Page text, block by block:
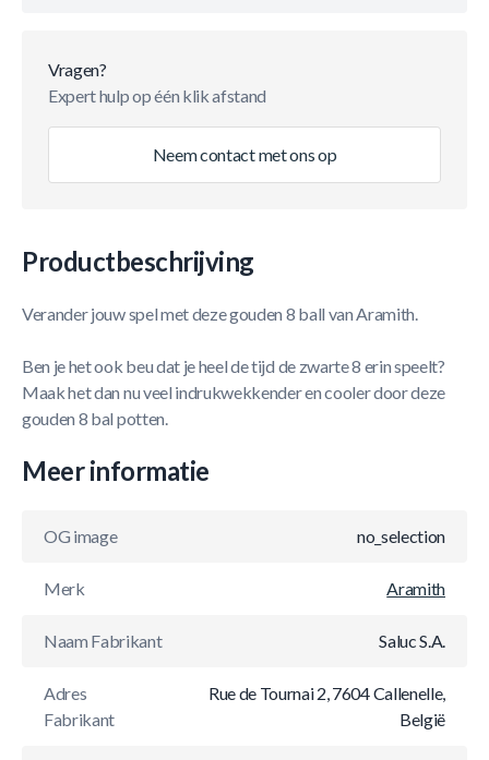
Vragen?
Expert hulp op één klik afstand
Neem contact met ons op
Productbeschrijving
Verander jouw spel met deze gouden 8 ball van Aramith.
Ben je het ook beu dat je heel de tijd de zwarte 8 erin speelt?
Maak het dan nu veel indrukwekkender en cooler door deze
gouden 8 bal potten.
Meer informatie
OG image no_selection
Merk Aramith
Naam Fabrikant Saluc S.A.
Adres
Fabrikant
Rue de Tournai 2, 7604 Callenelle,
België